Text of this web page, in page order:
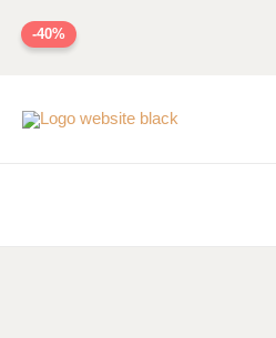
-40%